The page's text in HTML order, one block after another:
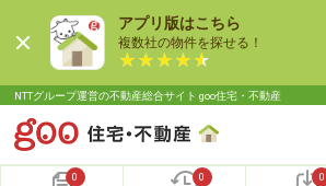
アプリ版はこちら
複数社の物件を探せる！
NTTグループ運営の不動産総合サイト goo住宅・不動産
0 0 0